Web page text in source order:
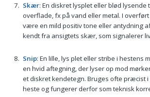
Skær: En diskret lysplet eller blød lysende
overflade, fx på vand eller metal. I
være en mild positiv tone eller antydning
kendt fra ansigtets skær, som signalerer
Snip: En lille, lys plet eller stribe i hestens
en hvid aftegning, der lyser op mod
et diskret kendetegn. Bruges ofte præcist
heste og fungerer derfor som teknisk